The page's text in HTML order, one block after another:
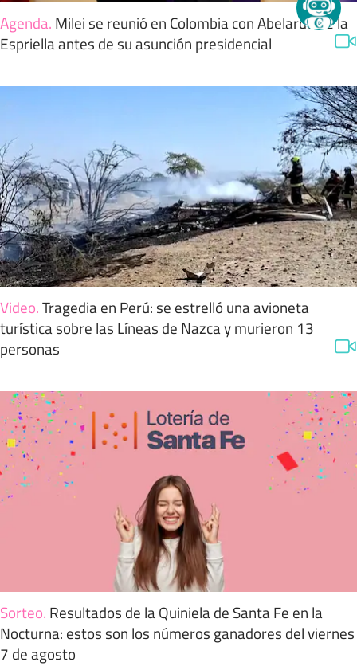
Agenda. Milei se reunió en Colombia con Abelardo de la
Espriella antes de su asunción presidencial
Video.Tragedia en Perú: se estrelló una avioneta
turística sobre las Líneas de Nazca y murieron 13
personas
Sorteo. Resultados de la Quiniela de Santa Fe en la
Nocturna: estos son los números ganadores del viernes
7 de agosto